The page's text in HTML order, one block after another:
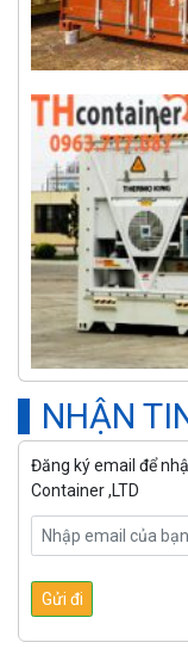
NHẬN
Đăng ký email để
Container ,LTD